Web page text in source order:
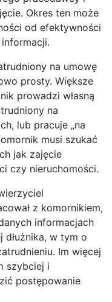
Okres ten może
od efektywności
na umowę
prosty. Większe
prowadzi własną
na
lub pracuje „na
musi szukać
jak zajęcie
czy nieruchomości.
z komornikiem,
informacjach
w tym o
Im więcej
szybciej i
postępowanie